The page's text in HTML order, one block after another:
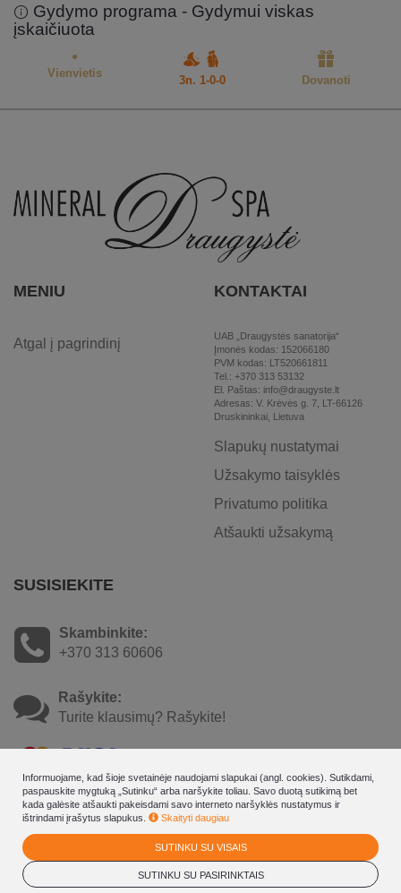
Gydymo programa - Gydymui viskas
įskaičiuota
Dovanoti
Vienvietis
3n. 1-0-0
MENIU
Atgal į pagrindinį
KONTAKTAI
UAB „Draugystės sanatorija“
Įmonės kodas: 152066180
PVM kodas: LT520661811
Tel.: +370 313 53132
El. Paštas: info@draugyste.lt
Adresas: V. Krėvės g. 7, LT-66126
Druskininkai, Lietuva
Slapukų nustatymai
Užsakymo taisyklės
Privatumo politika
Atšaukti užsakymą
SUSISIEKITE
Skambinkite:
+370 313 60606
Rašykite:
Turite klausimų? Rašykite!
© 2026Mineral SPA Draugyste - rezervavimo internetu - dovanų
kuponų sistema . Visos teisės saugomos
Informuojame, kad šioje svetainėje naudojami slapukai (angl. cookies). Sutikdami,
paspauskite mygtuką „Sutinku“ arba naršykite toliau. Savo duotą sutikimą bet
kada galėsite atšaukti pakeisdami savo interneto naršyklės nustatymus ir
ištrindami įrašytus slapukus.
Skaityti daugiau
SUTINKU SU VISAIS
SUTINKU SU PASIRINKTAIS